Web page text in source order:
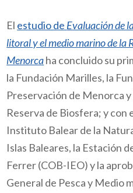
El estudio de Evaluación de
litoral y el medio marino de la
Menorcaha concluido su
la Fundación Marilles, la
Preservación de Menorca
Reserva de Biosfera; y con
Instituto Balear de la
Islas Baleares, la Estación
Ferrer (COB-IEO) y la
General de Pesca y Medio